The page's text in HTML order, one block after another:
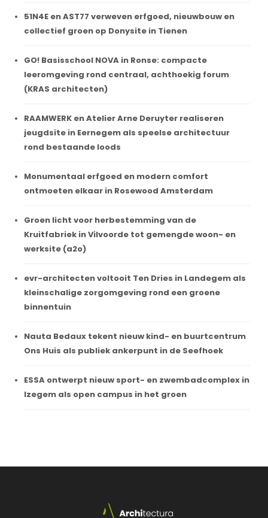
51N4E en AST77 verweven erfgoed, nieuwbouw en
collectief groen op Donysite in Tienen
GO! Basisschool NOVA in Ronse: compacte
leeromgeving rond centraal, achthoekig forum
(KRAS architecten)
RAAMWERK en Atelier Arne Deruyter realiseren
jeugdsite in Eernegem als speelse architectuur
rond bestaande loods
Monumentaal erfgoed en modern comfort
ontmoeten elkaar in Rosewood Amsterdam
Groen licht voor herbestemming van de
Kruitfabriek in Vilvoorde tot gemengde woon- en
werksite (a2o)
evr-architecten voltooit Ten Dries in Landegem als
kleinschalige zorgomgeving rond een groene
binnentuin
Nauta Bedaux tekent nieuw kind- en buurtcentrum
Ons Huis als publiek ankerpunt in de Seefhoek
ESSA ontwerpt nieuw sport- en zwembadcomplex in
Izegem als open campus in het groen